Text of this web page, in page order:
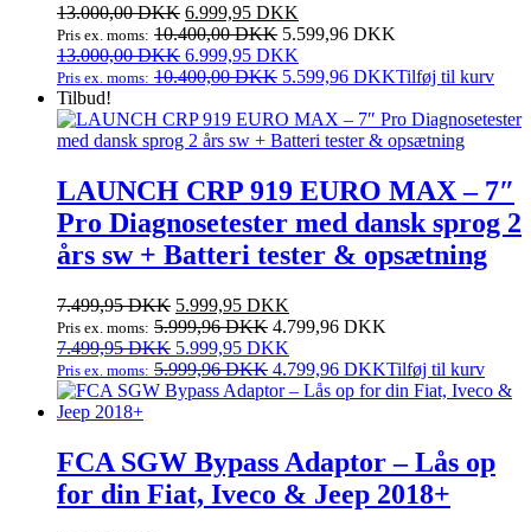
13.000,00DKK Den
oprindelige
pris
var:
6.999,95 DKK
aktuelle
er:
Pris ex. moms: 10.400,00DKK 5.599,96 DKK
13.000,00DKK Den
oprindelige
var:
13.000,00 DKK.
6.999,95 DKK
aktuelle
er:
6.999,95 DKK.
Pris ex. moms: 10.400,00DKK 5.599,96 DKKTilføj til kurv
Tilbud!
LAUNCH CRP 919 EURO MAX – 7″
Pro Diagnosetester med dansk sprog 2
års sw + Batteri tester & opsætning
7.499,95DKK Den
oprindelige
pris
var:
7.499,95 DKK.
5.999,95 DKK
aktuelle
er:
5.999,95 DKK.
Pris ex. moms: 5.999,96DKK 4.799,96 DKK
7.499,95DKK Den
oprindelige
pris
5.999,95 DKK
aktuelle
pris
Pris ex. moms: 5.999,96DKK 4.799,96 DKKTilføj til kurv
FCA SGW Bypass Adaptor – Lås op
for din Fiat, Iveco & Jeep 2018+